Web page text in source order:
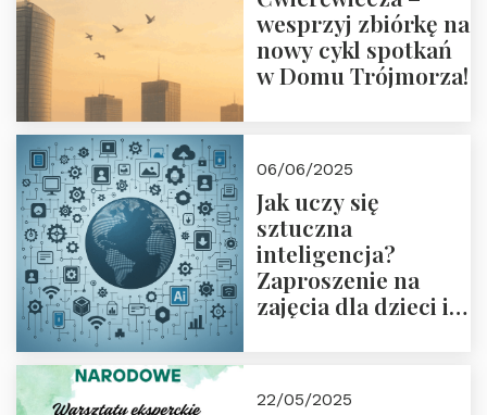
wesprzyj zbiórkę na
nowy cykl spotkań
w Domu Trójmorza!
06/06/2025
Jak uczy się
sztuczna
inteligencja?
Zaproszenie na
zajęcia dla dzieci i
22/05/2025